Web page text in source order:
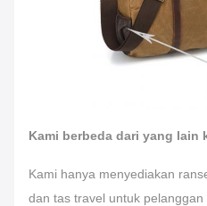
Kami berbeda dari yang lain
Kami hanya menyediakan
dan tas travel untuk